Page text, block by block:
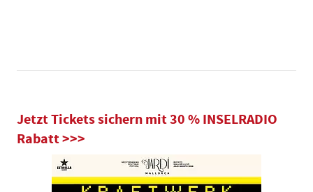
Jetzt Tickets sichern mit 30 % INSELRADIO
Rabatt >>>